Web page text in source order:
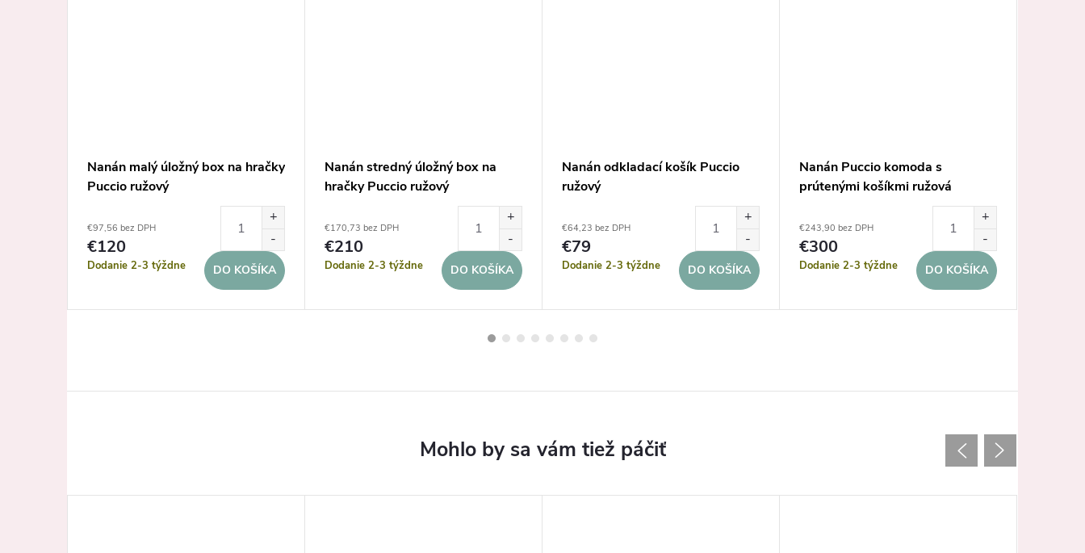
Nanán malý úložný box na hračky
Puccio ružový
€97,56 bez DPH
€120
Dodanie 2-3 týždne DO KOŠÍKA
Nanán stredný úložný box na
hračky Puccio ružový
€170,73 bez DPH
€210
Dodanie 2-3 týždne DO KOŠÍKA
Nanán odkladací košík Puccio
ružový
€64,23 bez DPH
€79
Dodanie 2-3 týždne DO KOŠÍKA
Nanán Puccio komoda s
prútenými košíkmi ružová
€243,90 bez DPH
€300
Dodanie 2-3 týždne DO KOŠÍKA